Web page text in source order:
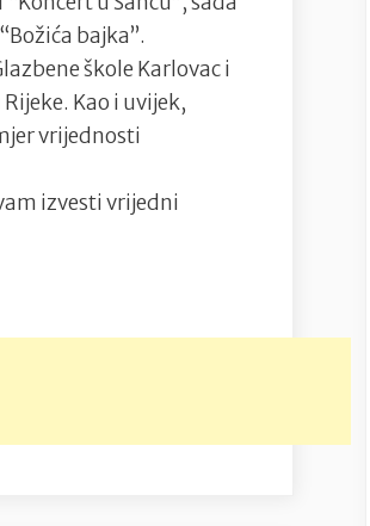
bajka”.
škole Karlovac i
Kao i uvijek,
vrijednosti
izvesti vrijedni